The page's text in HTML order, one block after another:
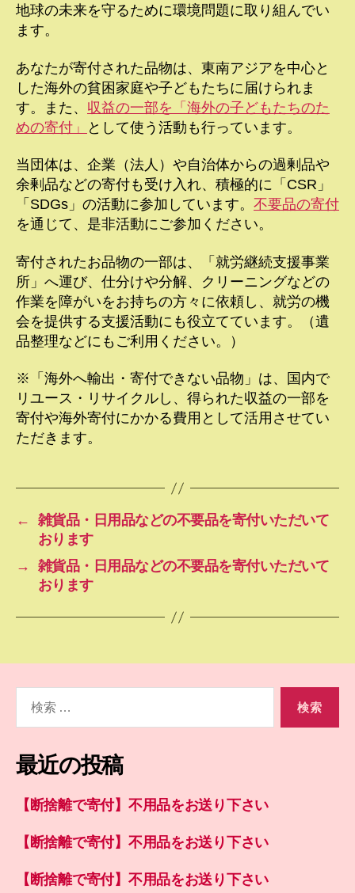
地球の未来を守るために環境問題に取り組んでい
ます。
あなたが寄付された品物は、東南アジアを中心と
した海外の貧困家庭や子どもたちに届けられま
す。また、 収益の一部を「海外の子どもたちのた
めの寄付」
として使う活動も行っています。
当団体は、企業（法人）や自治体からの過剰品や
余剰品などの寄付も受け入れ、積極的に「CSR」
「SDGs」の活動に参加しています。 不要品の寄付
を通じて、是非活動にご参加ください。
寄付されたお品物の一部は、「就労継続支援事業
所」へ運び、仕分けや分解、クリーニングなどの
作業を障がいをお持ちの方々に依頼し、就労の機
会を提供する支援活動にも役立てています。（遺
品整理などにもご利用ください。）
※「海外へ輸出・寄付できない品物」は、国内で
リユース・リサイクルし、得られた収益の一部を
寄付や海外寄付にかかる費用として活用させてい
ただきます。
←
雑貨品・日用品などの不要品を寄付いただいて
おります
→
雑貨品・日用品などの不要品を寄付いただいて
おります
象:
最近の投稿
【断捨離で寄付】不用品をお送り下さい
【断捨離で寄付】不用品をお送り下さい
【断捨離で寄付】不用品をお送り下さい